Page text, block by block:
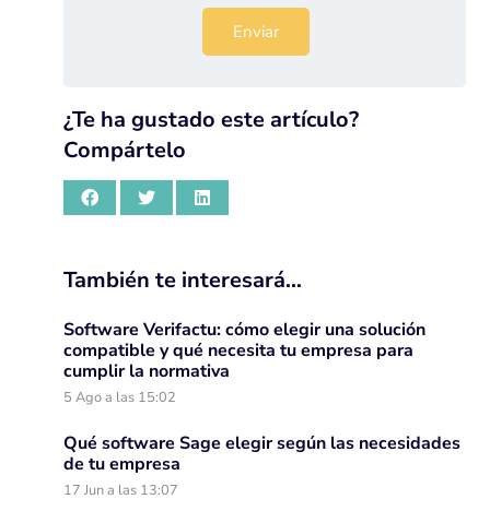
¿Te ha gustado este artículo?
Compártelo
También te interesará…
Software Verifactu: cómo elegir una solución
compatible y qué necesita tu empresa para
cumplir la normativa
5 Ago a las 15:02
Qué software Sage elegir según las necesidades
de tu empresa
17 Jun a las 13:07